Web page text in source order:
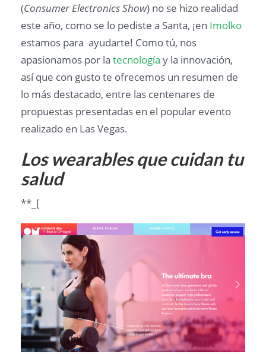
(Consumer Electronics Show) no se hizo realidad
este año, como se lo pediste a Santa, ¡en Imolko
estamos para ayudarte! Como tú, nos
apasionamos por la tecnología y la innovación,
así que con gusto te ofrecemos un resumen de
lo más destacado, entre las centenares de
propuestas presentadas en el popular evento
realizado en Las Vegas.
Los wearables que cuidan tu
salud
**_[